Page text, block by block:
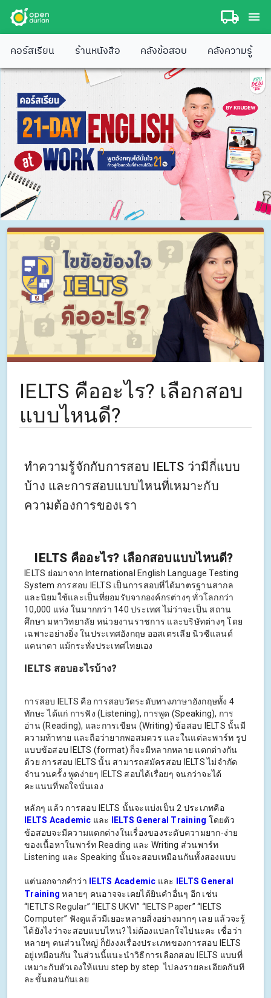
คอร์สเรียน ร้านหนังสือ คลังข้อสอบ คลังความรู้
IELTS คืออะไร? เลือกสอบ
แบบไหนดี?
ทำความรู้จักกับการสอบ IELTS ว่ามีกี่แบบ
บ้าง และการสอบแบบไหนที่เหมาะกับ
ความต้องการของเรา
IELTS คืออะไร? เลือกสอบแบบไหนดี?
IELTS ย่อมาจาก International English Language Testing
System การสอบ IELTS เป็นการสอบที่ได้มาตรฐานสากล
และนิยมใช้และเป็นที่ยอมรับจากองค์กรต่างๆ ทั่วโลกกว่า
10,000 แห่ง ในมากกว่า 140 ประเทศ ไม่ว่าจะเป็น สถาน
ศึกษา มหาวิทยาลัย หน่วยงานราชการ และบริษัทต่างๆ โดย
เฉพาะอย่างยิ่ง ในประเทศอังกฤษ ออสเตรเลีย นิวซีแลนด์
แคนาดา แม้กระทั่งประเทศไทยเอง
IELTS สอบอะไรบ้าง?​
การสอบ IELTS คือ การสอบวัดระดับทางภาษาอังกฤษทั้ง 4
ทักษะ ได้แก่ การฟัง (Listening), การพูด (Speaking), การ
อ่าน (Reading), และการเขียน (Writing) ข้อสอบ IELTS นั้นมี
ความท้าทาย และถือว่ายากพอสมควร และในแต่ละพาร์ท รูป
แบบข้อสอบ IELTS (format) ก็จะมีหลากหลาย แตกต่างกัน
ด้วย การสอบ IELTS นั้น สามารถสมัครสอบ IELTS ไม่จำกัด
จำนวนครั้ง พูดง่ายๆ IELTS สอบได้เรื่อยๆ จนกว่าจะได้
คะแนนที่พอใจนั่นเอง
หลักๆ แล้ว การสอบ IELTS นั้นจะแบ่งเป็น 2 ประเภทคือ
IELTS Academic และ IELTS General Training โดยตัว
ข้อสอบจะมีความแตกต่างในเรื่องของระดับความยาก-ง่าย
ของเนื้อหาในพาร์ท Reading และ Writing ส่วนพาร์ท
Listening และ Speaking นั้นจะสอบเหมือนกันทั้งสองแบบ
แต่นอกจากคำว่า IELTS Academic และ
IELTS General
Training หลายๆ คนอาจจะเคยได้ยินคำอื่นๆ อีก เช่น
“IETLTS Regular” “IELTS UKVI” “IELTS Paper” “IELTS
Computer” ฟังดูแล้วมีเยอะหลายสิ่งอย่างมากๆ เลย แล้วจะรู้
ได้ยังไงว่าจะสอบแบบไหน? ไม่ต้องแปลกใจไปนะคะ เชื่อว่า
หลายๆ คนส่วนใหญ่ ก็ยังงงเรื่องประเภทของการสอบ IELTS
อยู่เหมือนกัน ในส่วนนี้แนะนำวิธีการเลือกสอบ IELTS แบบที่
เหมาะกับตัวเองให้แบบ step by step ไปลงรายละเอียดกันที
ละขั้นตอนกันเลย